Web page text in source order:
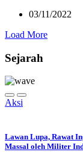
03/11/2022
Load More
Sejarah
Aksi
Lawan Lupa, Rawat
Massal oleh Militer